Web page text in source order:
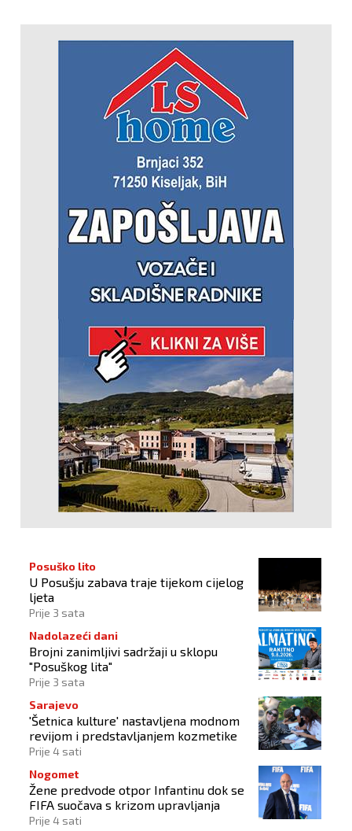
Posuško lito
U Posušju zabava traje tijekom cijelog
ljeta
Prije 3 sata
Nadolazeći dani
Brojni zanimljivi sadržaji u sklopu
"Posuškog lita"
Prije 3 sata
Sarajevo
'Šetnica kulture' nastavljena modnom
revijom i predstavljanjem kozmetike
Prije 4 sati
Nogomet
Žene predvode otpor Infantinu dok se
FIFA suočava s krizom upravljanja
Prije 4 sati